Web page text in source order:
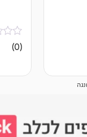
אין
ביקורות
(0)